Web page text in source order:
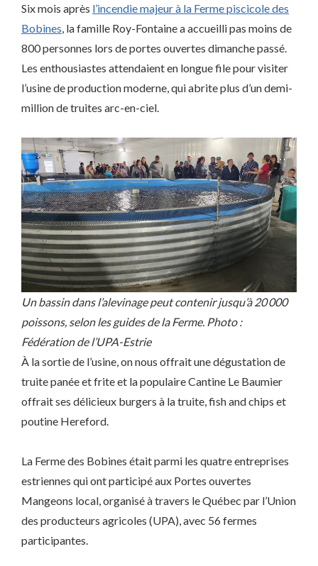
Six mois après l’incendie majeur à la Ferme piscicole des
Bobines , la famille Roy-Fontaine a accueilli pas moins de
800 personnes lors de portes ouvertes dimanche passé.
Les enthousiastes attendaient en longue file pour visiter
l’usine de production moderne, qui abrite plus d’un demi-
million de truites arc-en-ciel.
Un bassin dans l’alevinage peut contenir jusqu’à 20 000
poissons, selon les guides de la Ferme. Photo :
Fédération de l’UPA-Estrie
À la sortie de l’usine, on nous offrait une dégustation de
truite panée et frite et la populaire Cantine Le Baumier
offrait ses délicieux burgers à la truite, fish and chips et
poutine Hereford.
La Ferme des Bobines était parmi les quatre entreprises
estriennes qui ont participé aux Portes ouvertes
Mangeons local, organisé à travers le Québec par l’Union
des producteurs agricoles (UPA), avec 56 fermes
participantes.